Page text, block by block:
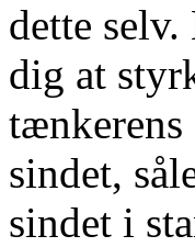
dette
dig at
tænkerens
sindet,
sindet i